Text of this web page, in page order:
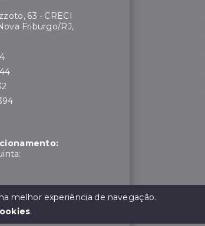
63 - CRECI
Friburgo/RJ,
melhor experiência de navegação.
.